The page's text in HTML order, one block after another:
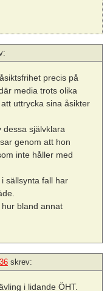
precis på
media trots olika
uttrycka sina åsikter
dessa självklara
genom att hon
inte håller med
sällsynta fall har
bland annat
skrev:
i lidande ÖHT.